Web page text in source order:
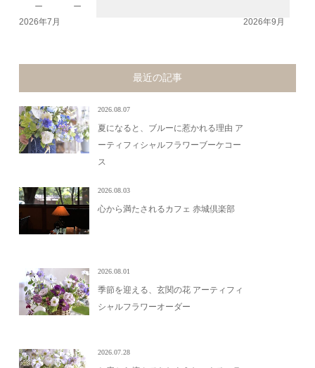
－ －
2026年7月 2026年9月
最近の記事
2026.08.07
夏になると、ブルーに惹かれる理由 ア
ーティフィシャルフラワーブーケコー
ス
2026.08.03
心から満たされるカフェ 赤城倶楽部
2026.08.01
季節を迎える、玄関の花 アーティフィ
シャルフラワーオーダー
2026.07.28